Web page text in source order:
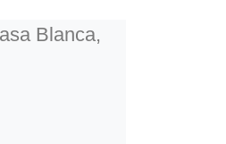
Blanca,